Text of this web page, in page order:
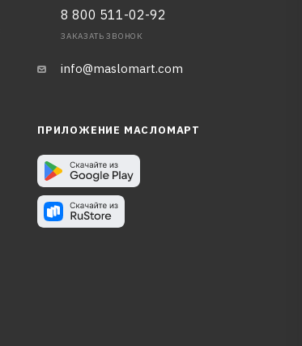
8 800 511-02-92
ЗАКАЗАТЬ ЗВОНОК
info@maslomart.com
ПРИЛОЖЕНИЕ МАСЛОМАРТ